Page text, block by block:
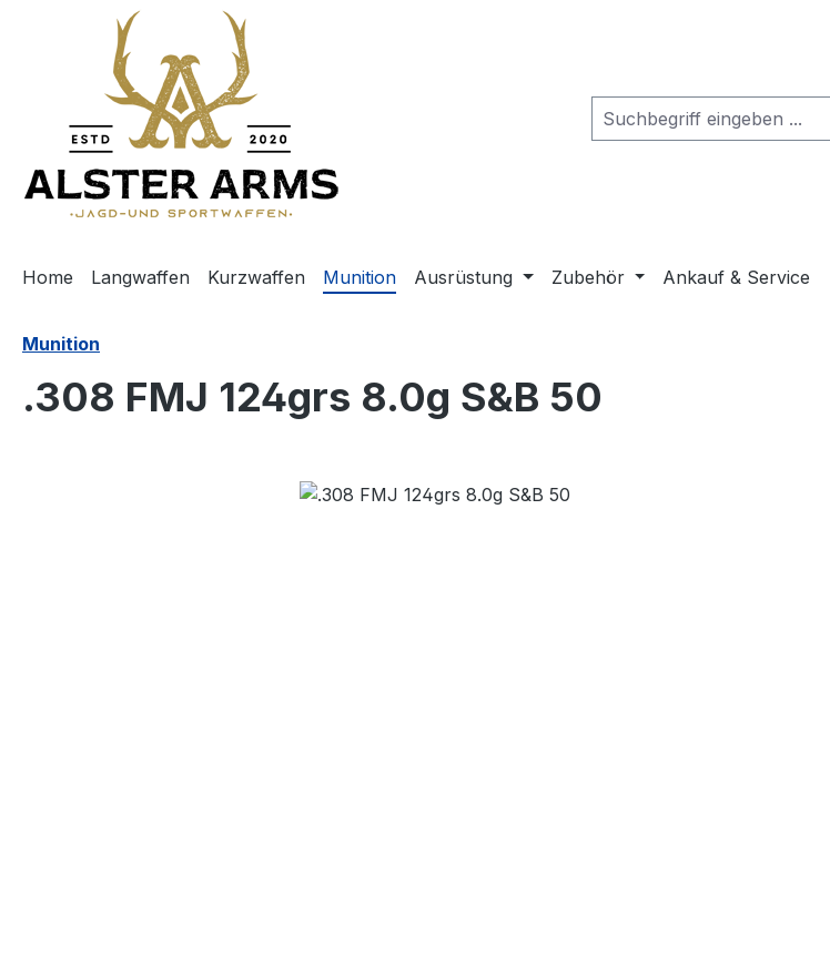
Hauptinhalt springen
Zur Suche springen
Zur Hauptnavigation springen
Home Langwaffen Kurzwaffen Munition Ausrüstung Zubehör Ankauf & Service
Munition
.308 FMJ 124grs 8.0g S&B 50